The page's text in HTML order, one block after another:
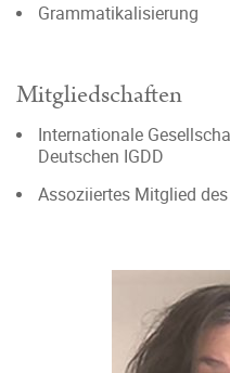
Grammatikalisierung
Mitgliedschaften
Internationale
Deutschen IGDD
Assoziiertes Mitglied